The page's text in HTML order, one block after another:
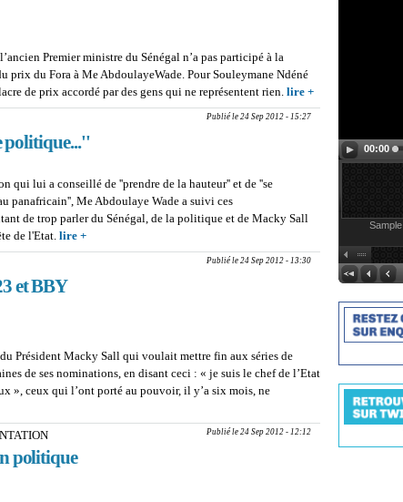
Premier ministre du Sénégal n’a pas participé à la
prix du Fora à Me AbdoulayeWade. Pour Souleymane Ndéné
de prix accordé par des gens qui ne représentent rien. lire +
REMISE
A WADE :
Souleymane
Publié le 24 Sep 2012 - 15:27
politique...''
qui lui a conseillé de ''prendre de la hauteur'' et de ''se
panafricain'', Me Abdoulaye Wade a suivi ces
de trop parler du Sénégal, de la politique et de Macky Sall
de l'Etat. lire +
Me Wade''Je suis en retraite politique...''
Publié le 24 Sep 2012 - 13:30
et BBY
Président Macky Sall qui voulait mettre fin aux séries de
de ses nominations, en disant ceci : « je suis le chef de l’Etat
», ceux qui l’ont porté au pouvoir, il y’a six mois, ne
le M23 et BBY
Publié le 24 Sep 2012 - 12:12
politique
00:00